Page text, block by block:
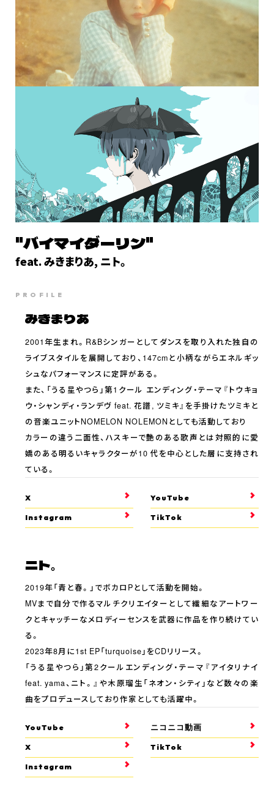
"バイマイダーリン"
feat. みきまりあ, ニト。
PROFILE
みきまりあ
2001年生まれ。R&Bシンガーとしてダンスを取り入れた独自の
ライブスタイルを展開しており、147cmと小柄ながらエネルギッ
シュなパフォーマンスに定評がある。
また、「うる星やつら」第1クール エンディング・テーマ『トウキョ
ウ・シャンディ・ランデヴ feat. 花譜, ツミキ』を手掛けたツミキと
の音楽ユニットNOMELON NOLEMONとしても活動しており
カラーの違う二面性、ハスキーで艶のある歌声とは対照的に愛
嬌のある明るいキャラクターが10 代を中心とした層に支持され
ている。
X
YouTube
Instagram
TikTok
ニト。
2019年「青と春。」でボカロPとして活動を開始。
MVまで自分で作るマルチクリエイターとして繊細なアートワー
クとキャッチーなメロディーセンスを武器に作品を作り続けてい
る。
2023年8月に1st EP「turquoise」をCDリリース。
「うる星やつら」第2クールエンディング・テーマ『アイタリナイ
feat. yama、ニト。』や木原瑠生「ネオン・シティ」など数々の楽
曲をプロデュースしており作家としても活躍中。
YouTube
ニコニコ動画
X
TikTok
Instagram